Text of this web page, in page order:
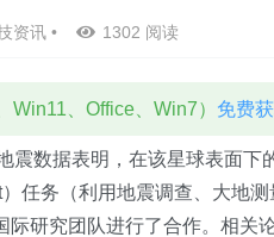
资讯 • 1302 阅读
、Office、Win7） 免费
数据表明，在该星球表面下
任务（利用地震调查、大地
研究团队进行了合作。相关